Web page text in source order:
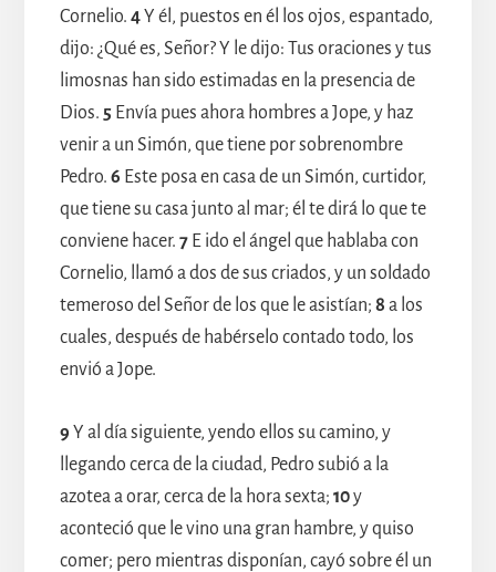
Cornelio. 4Y él, puestos en él los ojos, espantado,
dijo: ¿Qué es, Señor? Y le dijo: Tus oraciones y tus
limosnas han sido estimadas en la presencia de
Dios. 5Envía pues ahora hombres a Jope, y haz
venir a un Simón, que tiene por sobrenombre
Pedro. 6 Este posa en casa de un Simón, curtidor,
que tiene su casa junto al mar; él te dirá lo que te
conviene hacer. 7E ido el ángel que hablaba con
Cornelio, llamó a dos de sus criados, y un soldado
temeroso del Señor de los que le asistían; 8 a los
cuales, después de habérselo contado todo, los
envió a Jope.
9 Y al día siguiente, yendo ellos su camino, y
llegando cerca de la ciudad, Pedro subió a la
azotea a orar, cerca de la hora sexta; 10y
aconteció que le vino una gran hambre, y quiso
comer; pero mientras disponían, cayó sobre él un